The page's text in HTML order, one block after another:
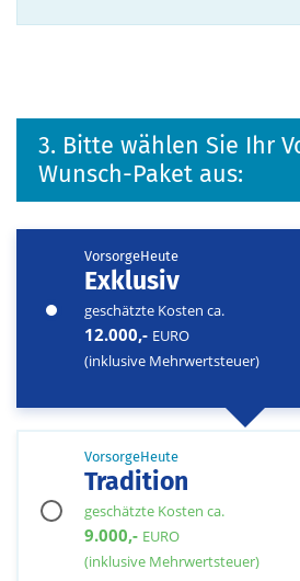
3. Bitte wählen Sie Ihr
Wunsch-Paket aus:
VorsorgeHeute
Exklusiv
geschätzte Kosten ca.
12.000,- EURO
(inklusive Mehrwertsteuer)
VorsorgeHeute
Tradition
geschätzte Kosten ca.
9.000,- EURO
(inklusive Mehrwertsteuer)